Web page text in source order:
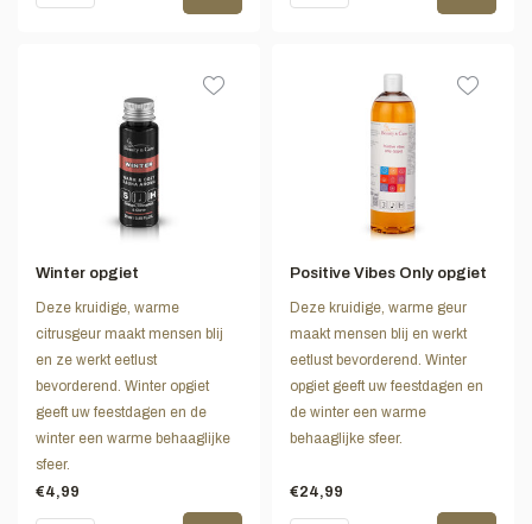
Winter opgiet
Deze kruidige, warme
citrusgeur maakt mensen blij
en ze werkt eetlust
bevorderend. Winter opgiet
geeft uw feestdagen en de
winter een warme behaaglijke
sfeer.
€4,99
Positive Vibes Only opgiet
Deze kruidige, warme geur
maakt mensen blij en werkt
eetlust bevorderend. Winter
opgiet geeft uw feestdagen en
de winter een warme
behaaglijke sfeer.
€24,99